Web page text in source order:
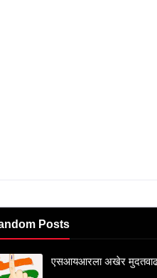
Posts
एसआयआरला अखेर